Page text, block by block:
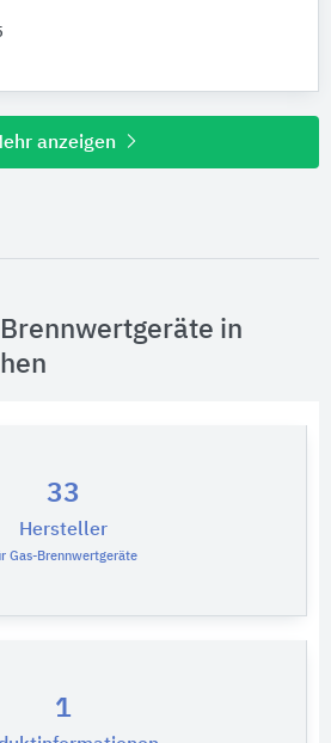
anzeigen
in
33
Hersteller
Gas-Brennwertgeräte
1